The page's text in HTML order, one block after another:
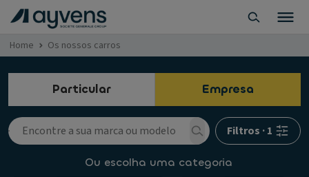
Home Os nossos carros
Particular Empresa
Filtros ·1
Ou escolha uma categoria